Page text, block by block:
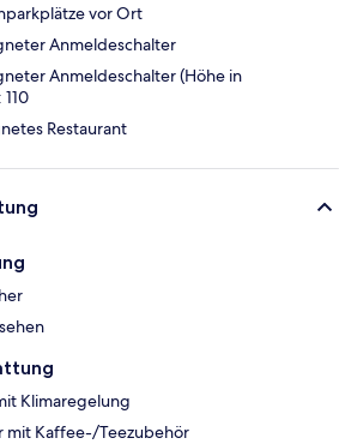
vor Ort
Anmeldeschalter
Anmeldeschalter (Höhe in
Restaurant
Klimaregelung
mit Kaffee-/Teezubehör